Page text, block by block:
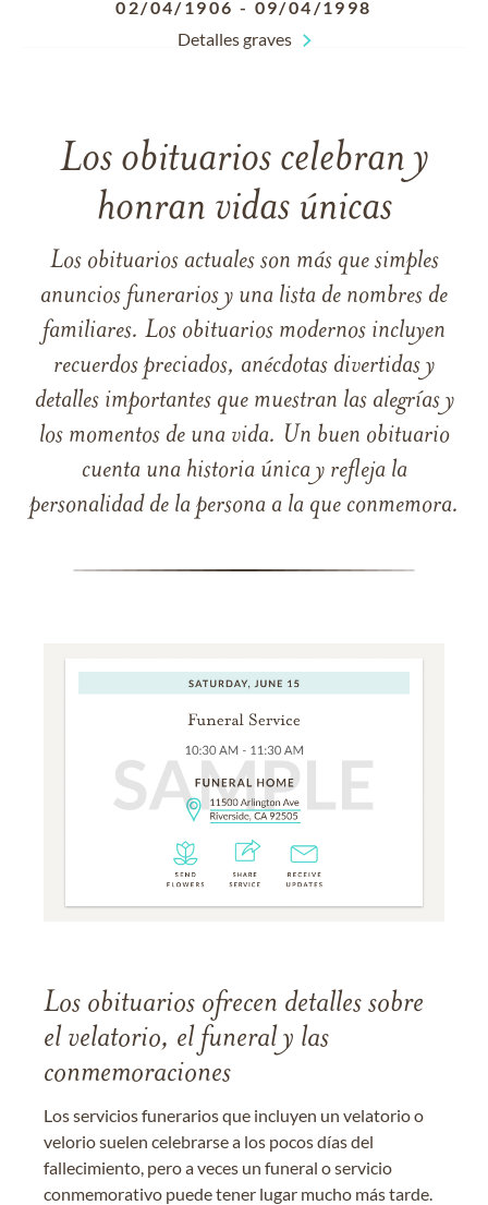
02/04/1906 - 09/04/1998
Detalles graves
Los obituarios celebran y
honran vidas únicas
Los obituarios actuales son más que simples
anuncios funerarios y una lista de nombres de
familiares. Los obituarios modernos incluyen
recuerdos preciados, anécdotas divertidas y
detalles importantes que muestran las alegrías y
los momentos de una vida. Un buen obituario
cuenta una historia única y refleja la
personalidad de la persona a la que conmemora.
Los obituarios ofrecen detalles sobre
el velatorio, el funeral y las
conmemoraciones
Los servicios funerarios que incluyen un velatorio o
velorio suelen celebrarse a los pocos días del
fallecimiento, pero a veces un funeral o servicio
conmemorativo puede tener lugar mucho más tarde.